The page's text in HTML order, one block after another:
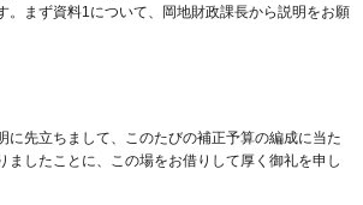
。まず資料1について、岡地財政課長から説明をお願
に先立ちまして、このたびの補正予算の編成に当た
ましたことに、この場をお借りして厚く御礼を申し